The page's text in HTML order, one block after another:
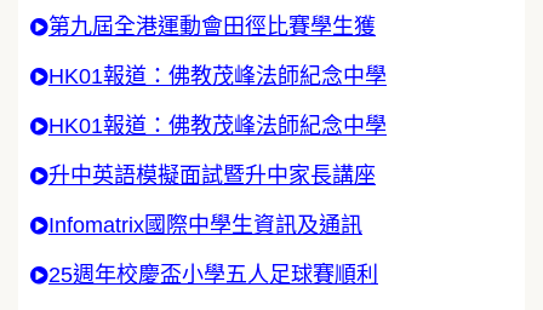
第九屆全港運動會田徑比賽學生獲
HK01報道：佛教茂峰法師紀念中學
HK01報道：佛教茂峰法師紀念中學
升中英語模擬面試暨升中家長講座
Infomatrix國際中學生資訊及通訊
25週年校慶盃小學五人足球賽順利